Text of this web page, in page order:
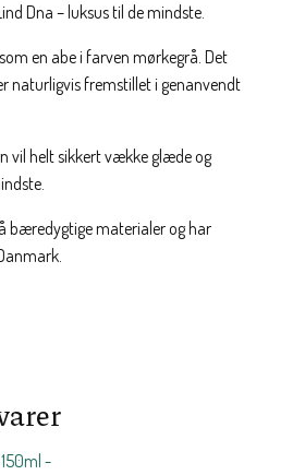
Dna – luksus til de mindste.
en abe i farven mørkegrå. Det
naturligvis fremstillet i genanvendt
vil helt sikkert vække glæde og
bæredygtige materialer og har